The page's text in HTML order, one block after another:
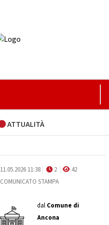
ATTUALITÀ
11.05.2026 11:38 2
42
COMUNICATO STAMPA
dal Comune di
Ancona